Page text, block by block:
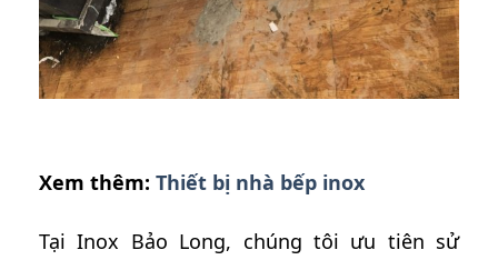
Xem thêm: Thiết bị nhà bếp inox
Tại Inox Bảo Long, chúng tôi ưu tiên sử